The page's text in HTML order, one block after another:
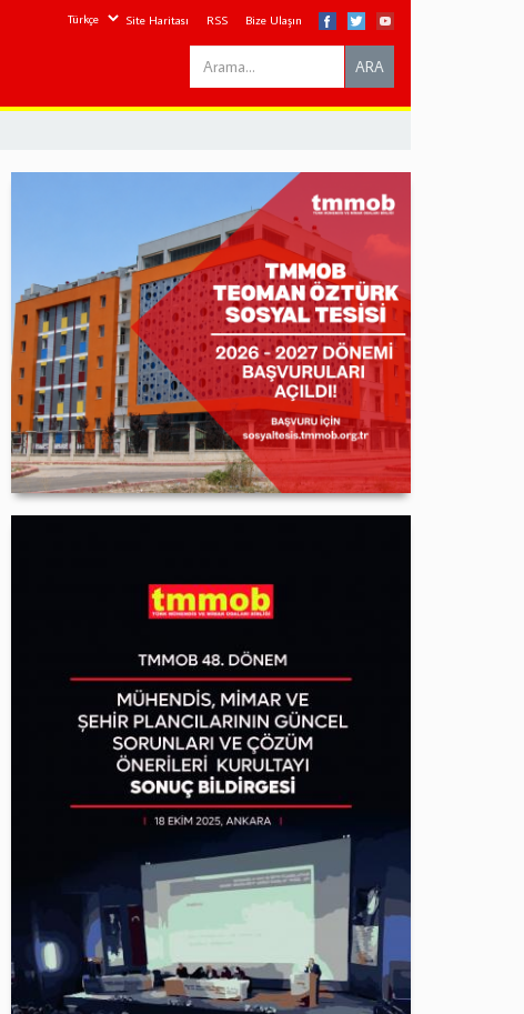
Site Haritası RSS Bize Ulaşın
Search
this
ARA